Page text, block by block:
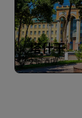
塔什干
2 间酒店